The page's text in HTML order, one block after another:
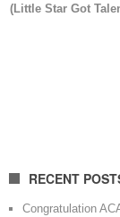
(Little Star Got
RECENT
Congratulation